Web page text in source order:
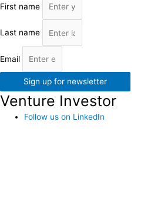
First name
Last name
Email
Sign up for newsletter
Venture Investor
Follow us on LinkedIn